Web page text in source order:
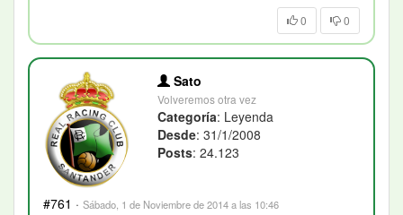
0 0
Sato
Volveremos otra vez
Categoría: Leyenda
Desde: 31/1/2008
Posts: 24.123
#761 · Sábado, 1 de Noviembre de 2014 a las 10:46